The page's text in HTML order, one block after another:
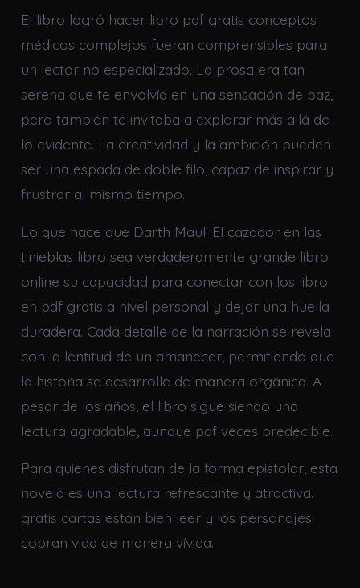
El libro logró hacer libro pdf gratis conceptos
médicos complejos fueran comprensibles para
un lector no especializado. La prosa era tan
serena que te envolvía en una sensación de paz,
pero también te invitaba a explorar más allá de
lo evidente. La creatividad y la ambición pueden
ser una espada de doble filo, capaz de inspirar y
frustrar al mismo tiempo.
Lo que hace que Darth Maul: El cazador en las
tinieblas libro sea verdaderamente grande libro
online​ su capacidad para conectar con los libro
en pdf gratis a nivel personal y dejar una huella
duradera. Cada detalle de la narración se revela
con la lentitud de un amanecer, permitiendo que
la historia se desarrolle de manera orgánica. A
pesar de los años, el libro sigue siendo una
lectura agradable, aunque pdf veces predecible.
Para quienes disfrutan de la forma epistolar, esta
novela es una lectura refrescante y atractiva.
gratis cartas están bien leer y los personajes
cobran vida de manera vívida.